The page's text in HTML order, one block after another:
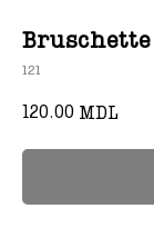
121
120.00 MDL